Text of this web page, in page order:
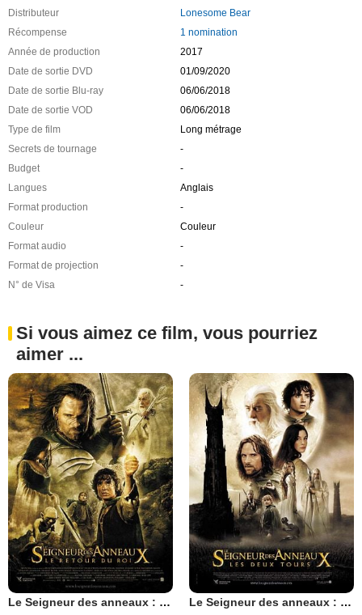
Distributeur
Lonesome Bear
Récompense
1 nomination
Année de production
2017
Date de sortie DVD
01/09/2020
Date de sortie Blu-ray
06/06/2018
Date de sortie VOD
06/06/2018
Type de film
Long métrage
Secrets de tournage
-
Budget
-
Langues
Anglais
Format production
-
Couleur
Couleur
Format audio
-
Format de projection
-
N° de Visa
-
Si vous aimez ce film, vous pourriez
aimer ...
Le Seigneur des anneaux : le retour du roi Le Seigneur des anneaux : les deux tours